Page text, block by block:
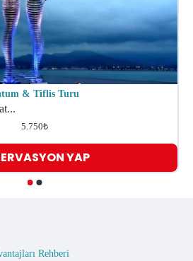
& Tiflis Turu
5.750₺
YAP
Rehberi